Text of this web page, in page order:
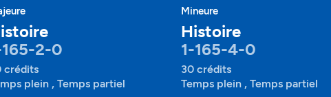
165-2-0
crédits
plein , Temps partiel
Mineure
Histoire
1-165-4-0
30 crédits
Temps plein , Temps partiel